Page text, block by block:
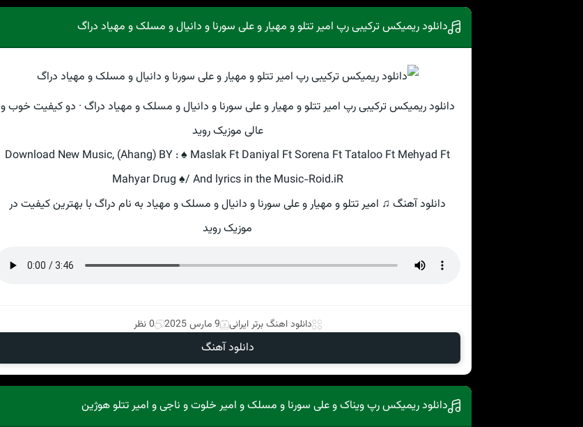
دانلود ریمیکس ترکیبی رپ امیر تتلو و مهیار و علی سورنا و دانیال و مسلک و مهیاد دراگ
دانلود ریمیکس ترکیبی رپ امیر تتلو و مهیار و علی سورنا و دانیال و مسلک و مهیاد دراگ · دو کیفیت خوب و
عالی موزیک روید
Download New Music, (Ahang) BY : ♠ Maslak Ft Daniyal Ft Sorena Ft Tataloo Ft Mehyad Ft
Mahyar Drug ♠/ And lyrics in the Music-Roid.iR
دانلود آهنگ ♫ امیر تتلو و مهیار و علی سورنا و دانیال و مسلک و مهیاد به نام دراگ با بهترین کیفیت در
موزیک روید
دانلود اهنگ برتر ایرانی 9 مارس 2025 0 نظر
دانلود آهنگ
دانلود ریمیکس رپ ویناک و علی سورنا و مسلک و امیر خلوت و ناجی و امیر تتلو هوژین